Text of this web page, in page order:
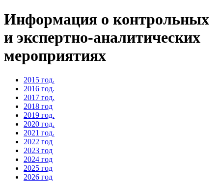
Информация о контрольных
и экспертно-аналитических
мероприятиях
2015 год.
2016 год.
2017 год.
2018 год
2019 год.
2020 год.
2021 год.
2022 год
2023 год
2024 год
2025 год
2026 год